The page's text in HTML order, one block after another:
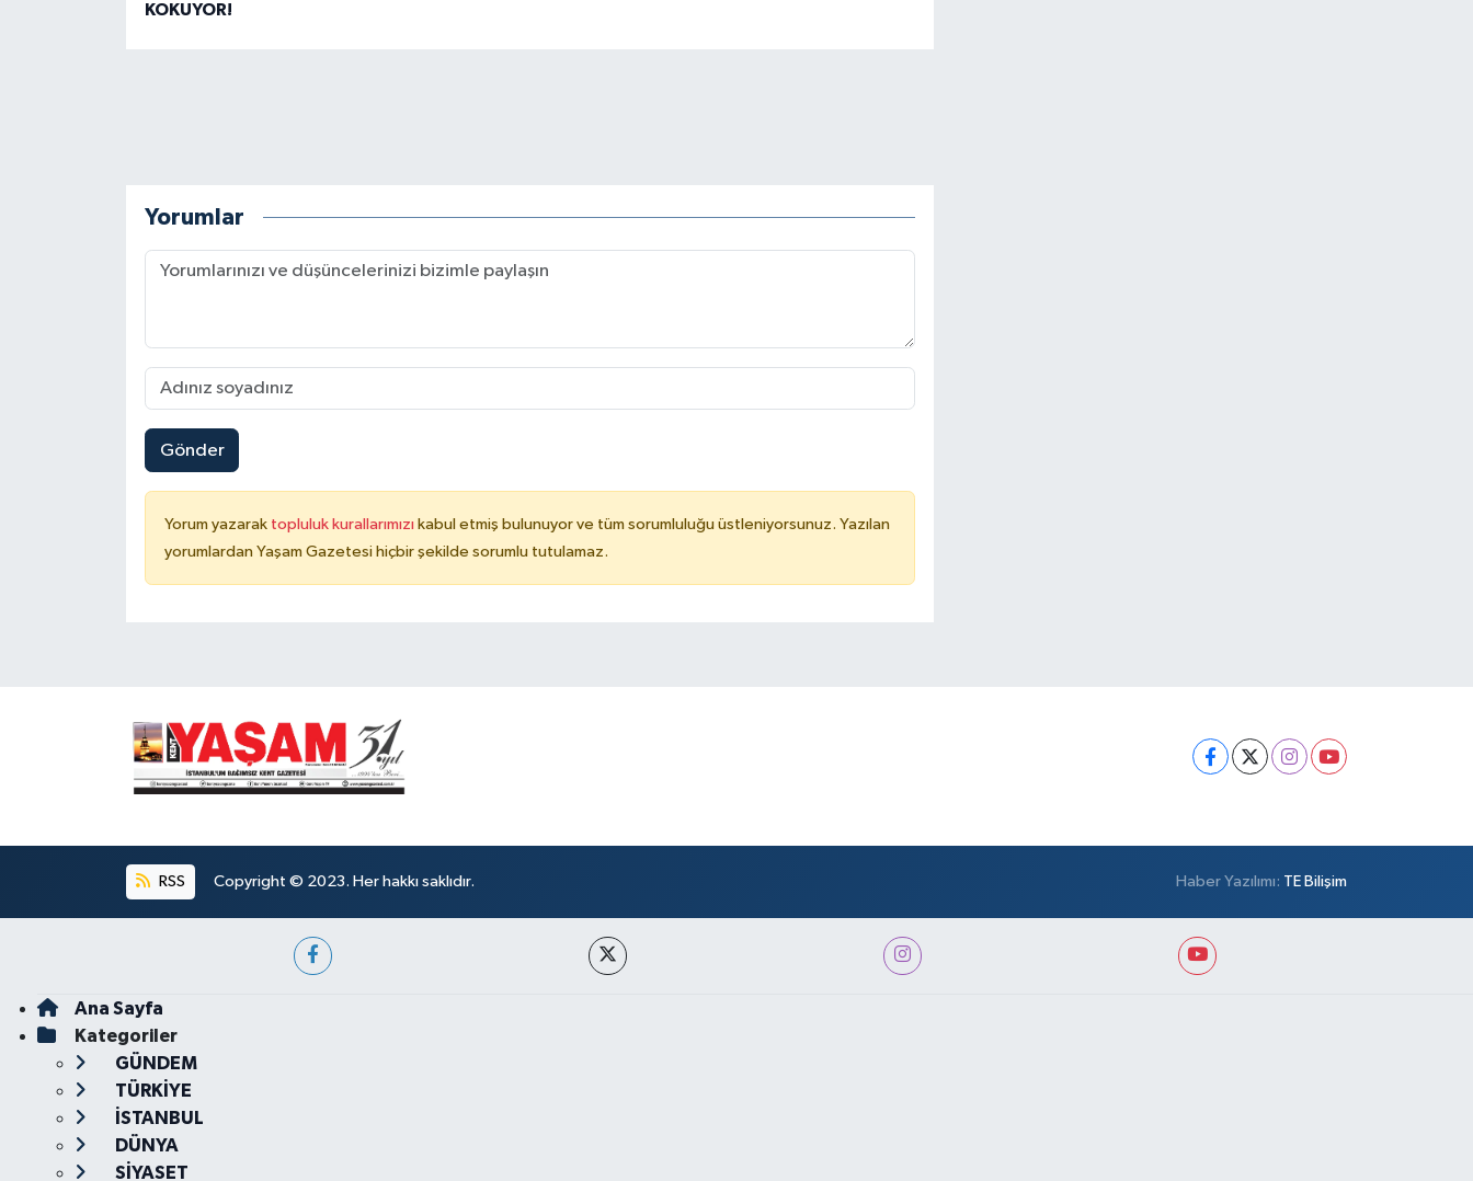
KOKUYOR!
Yorumlar
Gönder
Yorum yazarak topluluk kurallarımızı kabul etmiş bulunuyor ve tüm sorumluluğu üstleniyorsunuz. Yazılan
yorumlardan Yaşam Gazetesi hiçbir şekilde sorumlu tutulamaz.
RSS Copyright © 2023. Her hakkı saklıdır. Haber Yazılımı: TE Bilişim
Ana Sayfa
Kategoriler
GÜNDEM
TÜRKİYE
İSTANBUL
DÜNYA
SİYASET